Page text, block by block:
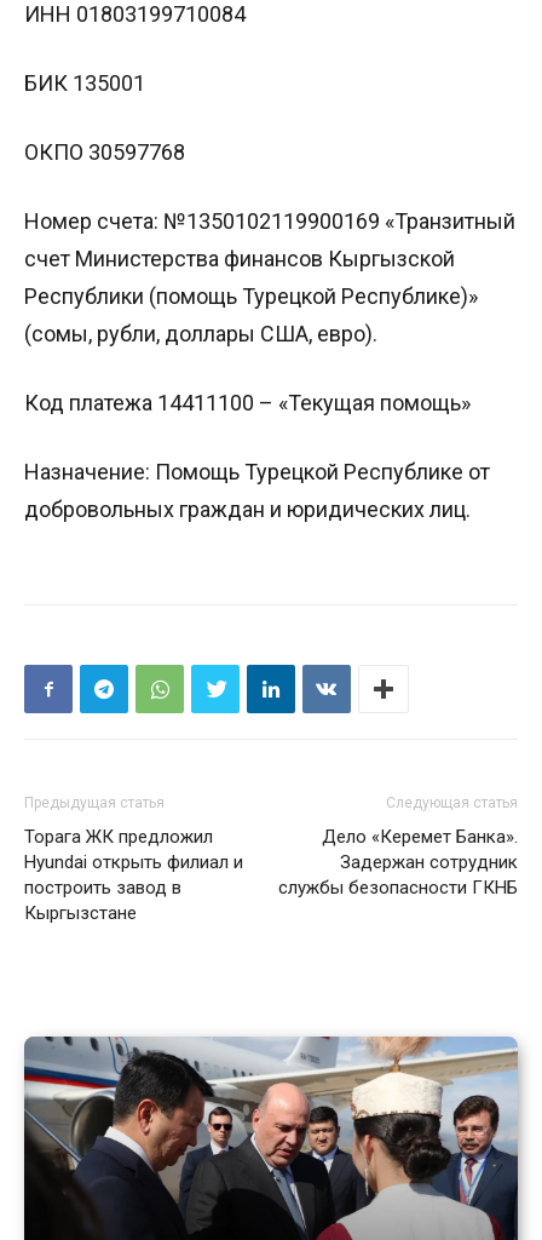
ИНН 01803199710084
БИК 135001
ОКПО 30597768
Номер счета: №1350102119900169 «Транзитный
счет Министерства финансов Кыргызской
Республики (помощь Турецкой Республике)»
(сомы, рубли, доллары США, евро).
Код платежа 14411100 – «Текущая помощь»
Назначение: Помощь Турецкой Республике от
добровольных граждан и юридических лиц.
Предыдущая статья
Торага ЖК предложил
Hyundai открыть филиал и
построить завод в
Кыргызстане
Следующая статья
Дело «Керемет Банка».
Задержан сотрудник
службы безопасности ГКНБ